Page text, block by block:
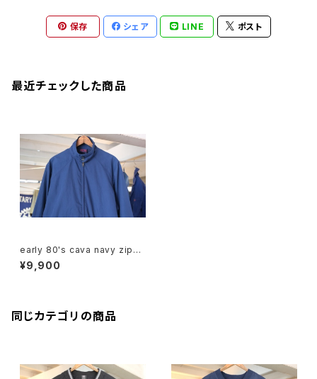
保存 シェア LINE ポスト
最近チェックした商品
early 80's cava navy zip-u
p Jacket
¥9,900
同じカテゴリの商品